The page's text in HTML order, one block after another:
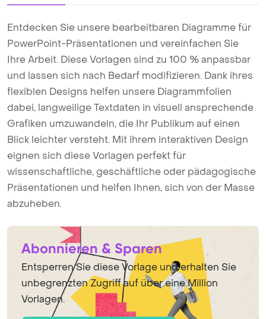
Entdecken Sie unsere bearbeitbaren Diagramme für
PowerPoint-Präsentationen und vereinfachen Sie
Ihre Arbeit. Diese Vorlagen sind zu 100 % anpassbar
und lassen sich nach Bedarf modifizieren. Dank ihres
flexiblen Designs helfen unsere Diagrammfolien
dabei, langweilige Textdaten in visuell ansprechende
Grafiken umzuwandeln, die Ihr Publikum auf einen
Blick leichter versteht. Mit ihrem interaktiven Design
eignen sich diese Vorlagen perfekt für
wissenschaftliche, geschäftliche oder pädagogische
Präsentationen und helfen Ihnen, sich von der Masse
abzuheben.
Abonnieren & Sparen
Entsperren Sie diese Vorlage und erhalten Sie
unbegrenzten Zugriff auf über eine Million
Vorlagen.